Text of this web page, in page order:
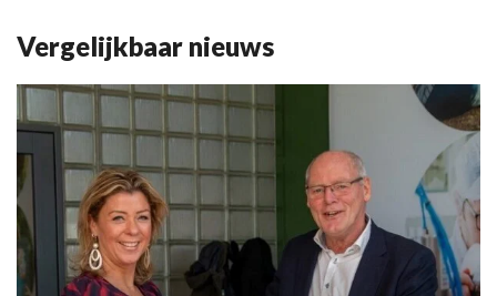
Vergelijkbaar nieuws